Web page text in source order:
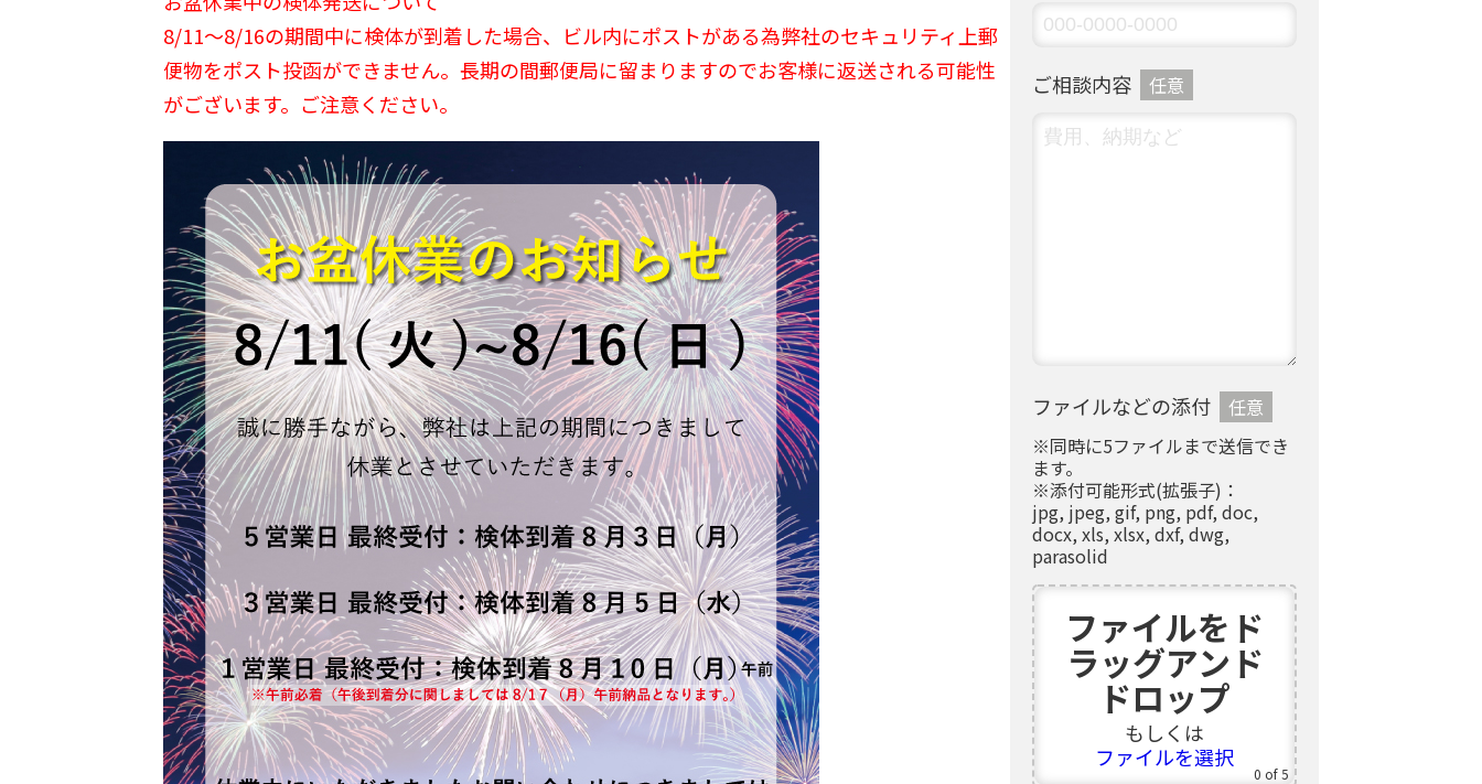
8/11～8/16の期間中に検体が到着した場合、ビル内にポストがある為弊社のセキュリティ上郵
便物をポスト投函ができません。長期の間郵便局に留まりますのでお客様に返送される可能性
がございます。ご注意ください。
ご相談内容 任意
ファイルなどの添付
任意
※同時に5ファイルまで送信でき
ます。
※添付可能形式(拡張子)：
jpg, jpeg, gif, png, pdf, doc,
docx, xls, xlsx, dxf, dwg,
parasolid
ファイルをド
ラッグアンド
ドロップ
もしくは
ファイルを選択
0 of 5